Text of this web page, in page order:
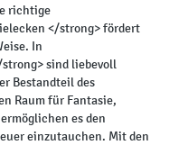
richtige
</strong> fördert
In
sind liebevoll
Bestandteil des
Raum für Fantasie,
es den
einzutauchen. Mit den